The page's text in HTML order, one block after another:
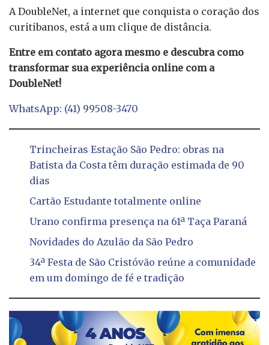
A DoubleNet, a internet que conquista o coração dos
curitibanos, está a um clique de distância.
Entre em contato agora mesmo e descubra como
transformar sua experiência online com a
DoubleNet!
WhatsApp: (41) 99508-3470
Trincheiras Estação São Pedro: obras na
Batista da Costa têm duração estimada de 90
dias
Cartão Estudante totalmente online
Urano confirma presença na 61ª Taça Paraná
Novidades do Azulão da São Pedro
34ª Festa de São Cristóvão reúne a comunidade
em um domingo de fé e tradição